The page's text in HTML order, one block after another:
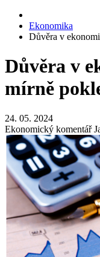
Ekonomika
Důvěra v
Důvěra v
mírně
24. 05. 2024
Ekonomický komentář